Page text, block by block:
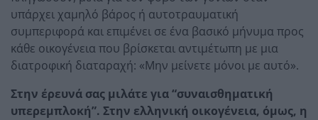
υπάρχει χαμηλό βάρος ή αυτοτραυματική
συμπεριφορά και επιμένει σε ένα βασικό μήνυμα προς
κάθε οικογένεια που βρίσκεται αντιμέτωπη με μια
διατροφική διαταραχή: «Μην μείνετε μόνοι με αυτό».
Στην έρευνά σας μιλάτε για “συναισθηματική
υπερεμπλοκή”. Στην ελληνική οικογένεια, όμως, η